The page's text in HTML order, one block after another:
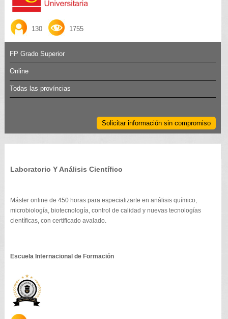
130 1755
FP Grado Superior
Online
Todas las províncias
Solicitar información sin compromiso
Laboratorio Y Análisis Científico
Máster online de 450 horas para especializarte en análisis químico,
microbiología, biotecnología, control de calidad y nuevas tecnologías
científicas, con certificado avalado.
Escuela Internacional de Formación